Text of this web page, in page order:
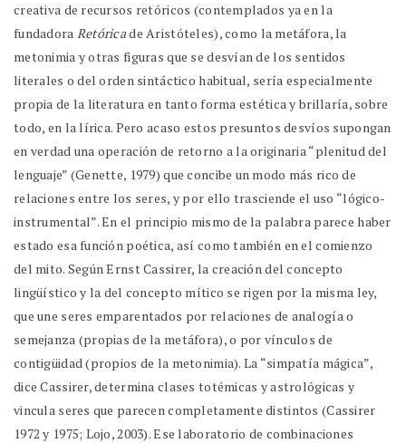
creativa de recursos retóricos (contemplados ya en la
fundadora Retóricade Aristóteles), como la metáfora, la
metonimia y otras figuras que se desvían de los sentidos
literales o del orden sintáctico habitual, sería especialmente
propia de la literatura en tanto forma estética y brillaría, sobre
todo, en la lírica. Pero acaso estos presuntos desvíos supongan
en verdad una operación de retorno a la originaria “plenitud del
lenguaje” (Genette, 1979) que concibe un modo más rico de
relaciones entre los seres, y por ello trasciende el uso “lógico-
instrumental”. En el principio mismo de la palabra parece haber
estado esa función poética, así como también en el comienzo
del mito. Según Ernst Cassirer, la creación del concepto
lingüístico y la del concepto mítico se rigen por la misma ley,
que une seres emparentados por relaciones de analogía o
semejanza (propias de la metáfora), o por vínculos de
contigüidad (propios de la metonimia). La “simpatía mágica”,
dice Cassirer, determina clases totémicas y astrológicas y
vincula seres que parecen completamente distintos (Cassirer
1972 y 1975; Lojo, 2003). Ese laboratorio de combinaciones